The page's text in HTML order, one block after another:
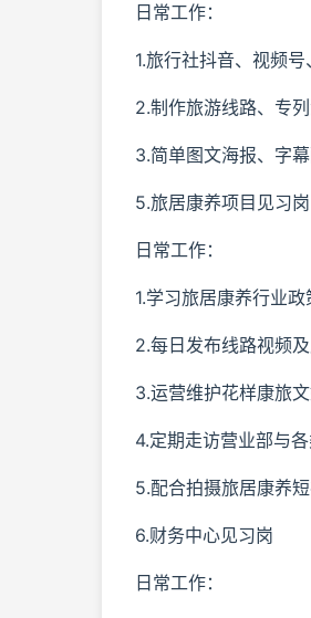
日常工作：
1.旅行社抖音、视频号
2.制作旅游线路、专
3.简单图文海报、字
5.旅居康养项目见习岗
日常工作：
1.学习旅居康养行业
2.每日发布线路视频
3.运营维护花样康旅
4.定期走访营业部与
5.配合拍摄旅居康养
6.财务中心见习岗
日常工作：